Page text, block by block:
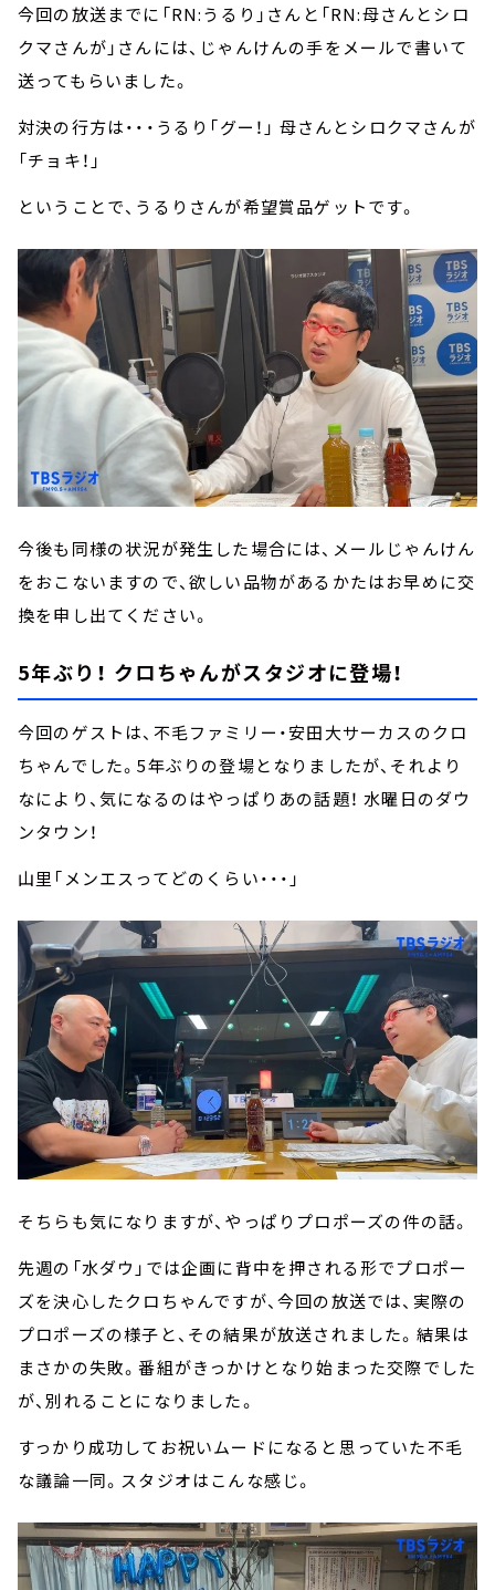
今回の放送までに「RN:うるり」さんと「RN:母さんとシロ
クマさんが」さんには、じゃんけんの手をメールで書いて
送ってもらいました。
対決の行方は・・・うるり「グー！」 母さんとシロクマさんが
「チョキ！」
ということで、うるりさんが希望賞品ゲットです。
今後も同様の状況が発生した場合には、メールじゃんけん
をおこないますので、欲しい品物があるかたはお早めに交
換を申し出てください。
5年ぶり！ クロちゃんがスタジオに登場！
今回のゲストは、不毛ファミリー・安田大サーカスのクロ
ちゃんでした。5年ぶりの登場となりましたが、それより
なにより、気になるのはやっぱりあの話題！ 水曜日のダウ
ンタウン！
山里「メンエスってどのくらい・・・」
そちらも気になりますが、やっぱりプロポーズの件の話。
先週の「水ダウ」では企画に背中を押される形でプロポー
ズを決心したクロちゃんですが、今回の放送では、実際の
プロポーズの様子と、その結果が放送されました。結果は
まさかの失敗。番組がきっかけとなり始まった交際でした
が、別れることになりました。
すっかり成功してお祝いムードになると思っていた不毛
な議論一同。スタジオはこんな感じ。